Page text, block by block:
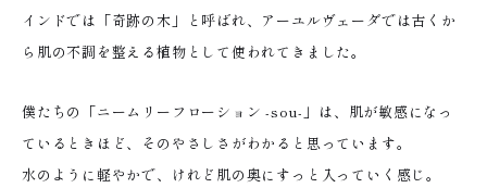
インドでは「奇跡の木」と呼ばれ、アーユルヴェーダでは古くか
ら肌の不調を整える植物として使われてきました。
僕たちの「ニームリーフローション -sou-」は、肌が敏感になっ
ているときほど、そのやさしさがわかると思っています。
水のように軽やかで、けれど肌の奥にすっと入っていく感じ。